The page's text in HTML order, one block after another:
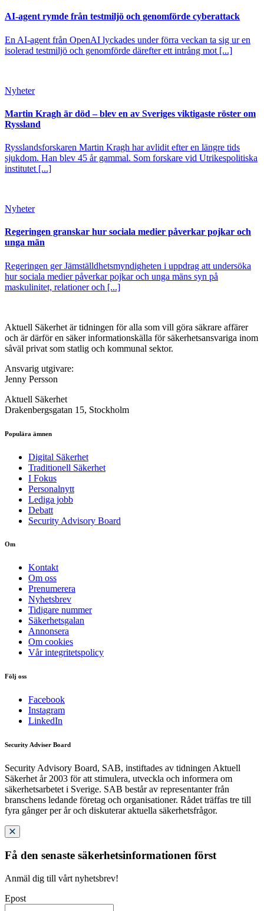
AI-agent rymde från testmiljö och genomförde cyberattack
En AI-agent från OpenAI lyckades under förra veckan ta sig ur en
isolerad testmiljö och genomförde därefter ett intrång mot [...]
Nyheter
Martin Kragh är död – blev en av Sveriges viktigaste röster om
Ryssland
Rysslandsforskaren Martin Kragh har avlidit efter en längre tids
sjukdom. Han blev 45 år gammal. Som forskare vid Utrikespolitiska
institutet [...]
Nyheter
Regeringen granskar hur sociala medier påverkar pojkar och
unga män
Regeringen ger Jämställdhetsmyndigheten i uppdrag att undersöka
hur sociala medier påverkar pojkar och unga mäns syn på
maskulinitet, relationer och [...]
Aktuell Säkerhet är tidningen för alla som vill göra säkrare affärer
och är därför en säker informationskälla för säkerhets­ansvariga inom
såväl privat som statlig och kommunal sektor.
Ansvarig utgivare:
Jenny Persson
Aktuell Säkerhet
Drakenbergsgatan 15, Stockholm
Populära ämnen
Digital Säkerhet
Traditionell Säkerhet
I Fokus
Personalnytt
Lediga jobb
Debatt
Security Advisory Board
Om
Kontakt
Om oss
Prenumerera
Nyhetsbrev
Tidigare nummer
Säkerhetsgalan
Annonsera
Om cookies
Vår integritetspolicy
Följ oss
Facebook
Instagram
LinkedIn
Security Adviser Board
Security Advisory Board, SAB, instiftades av tidningen Aktuell
Säkerhet år 2003 för att stimulera, utveckla och informera om
säkerhetsarbetet i Sverige. SAB består av representanter från
branschens ledande företag och organisationer. Rådet träffas tre till
fyra gånger per år och diskuterar aktuella säkerhetsfrågor.
Få den senaste säkerhetsinformationen först
Anmäl dig till vårt nyhetsbrev!
Epost